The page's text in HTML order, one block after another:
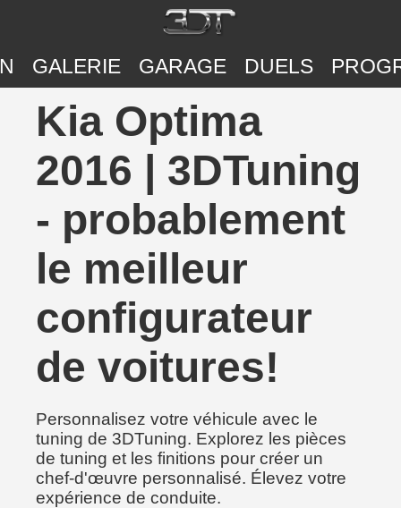
GALERIE GARAGE DUELS
Kia Optima
2016 | 3DTuning
- probablement
le meilleur
configurateur
de voitures!
Personnalisez votre véhicule avec le
tuning de 3DTuning. Explorez les pièces
de tuning et les finitions pour créer un
chef-d'œuvre personnalisé. Élevez votre
expérience de conduite.